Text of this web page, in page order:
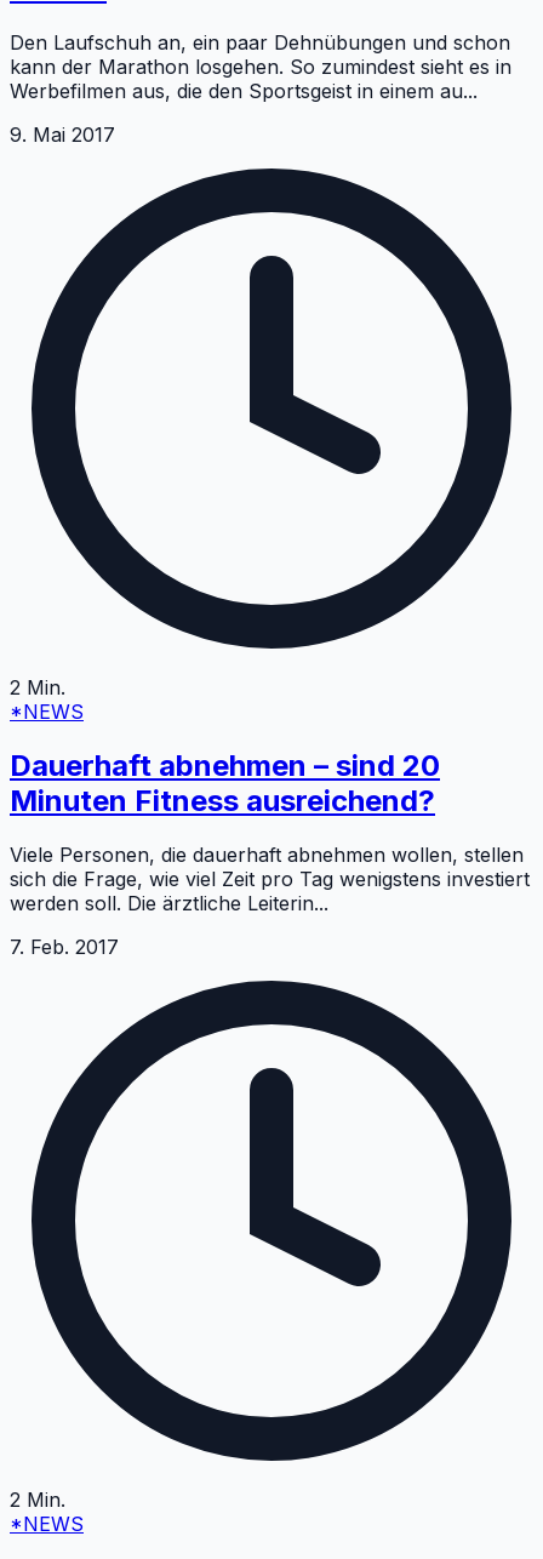
Den Laufschuh an, ein paar Dehnübungen und schon
kann der Marathon losgehen. So zumindest sieht es in
Werbefilmen aus, die den Sportsgeist in einem au...
9. Mai 2017
2 Min.
*NEWS
Dauerhaft abnehmen – sind 20
Minuten Fitness ausreichend?
Viele Personen, die dauerhaft abnehmen wollen, stellen
sich die Frage, wie viel Zeit pro Tag wenigstens investiert
werden soll. Die ärztliche Leiterin...
7. Feb. 2017
2 Min.
*NEWS